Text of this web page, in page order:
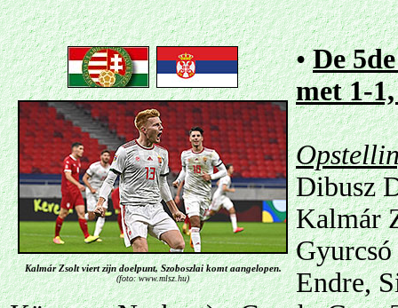
Kalmár Zsolt viert zijn doelpunt, Szoboszlai komt aangelopen.
(foto: www.mlsz.hu)
•De
met 1-
Dibusz
Kalmár
Endre,